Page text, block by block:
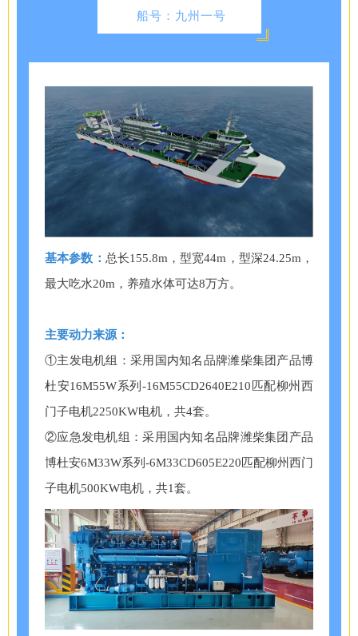
船号：九州一号
基本参数： 总长155.8m，型宽44m，型深24.25m，
最大吃水20m，养殖水体可达8万方。
主要动力来源：
①主发电机组：采用国内知名品牌潍柴集团产品博
杜安16M55W系列-16M55CD2640E210匹配柳州西
门子电机2250KW电机，共4套。
②应急发电机组：采用国内知名品牌潍柴集团产品
博杜安6M33W系列-6M33CD605E220匹配柳州西门
子电机500KW电机，共1套。